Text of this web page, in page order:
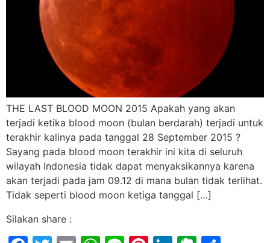
THE LAST BLOOD MOON 2015 Apakah yang akan
terjadi ketika blood moon (bulan berdarah) terjadi untuk
terakhir kalinya pada tanggal 28 September 2015 ?
Sayang pada blood moon terakhir ini kita di seluruh
wilayah Indonesia tidak dapat menyaksikannya karena
akan terjadi pada jam 09.12 di mana bulan tidak terlihat.
Tidak seperti blood moon ketiga tanggal […]
Silakan share :